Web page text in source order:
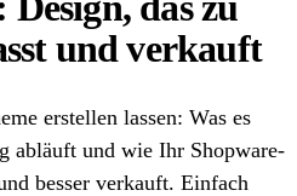
und verkauft
erstellen lassen: Was es
abläuft und wie Ihr Shopware-
besser verkauft. Einfach